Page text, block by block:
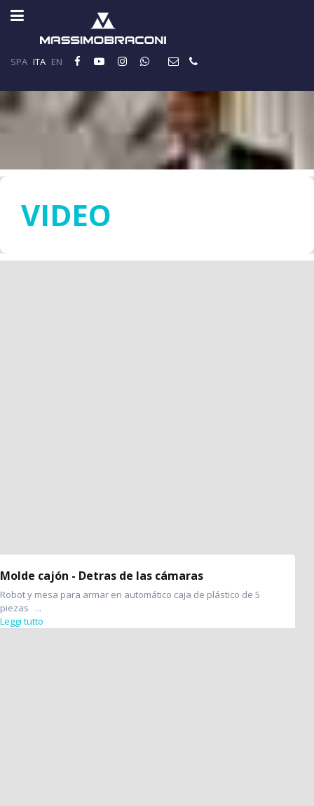
SPA ITA EN
VIDEO
Molde cajón - Detras de las cámaras
Robot y mesa para armar en automático caja de plástico de 5
piezas ...
Leggi tutto